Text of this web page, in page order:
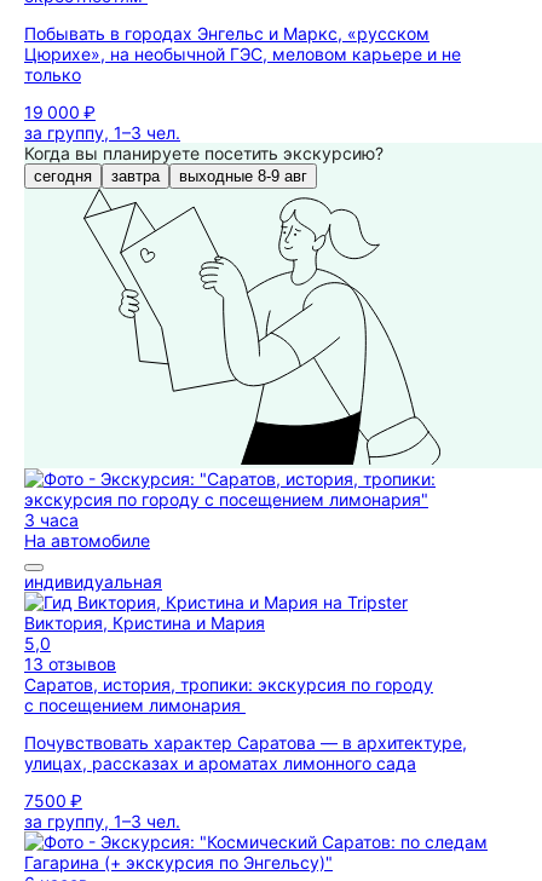
Побывать в городах Энгельс и Маркс, «русском
Цюрихе», на необычной ГЭС, меловом карьере и не
только
19 000 ₽
за группу, 1–3 чел.
Когда вы планируете посетить экскурсию?
сегодня завтра выходные 8-9 авг
3 часа
На автомобиле
индивидуальная
Виктория, Кристина и Мария
5,0
13 отзывов
Саратов, история, тропики: экскурсия по городу
с посещением лимонария
Почувствовать характер Саратова — в архитектуре,
улицах, рассказах и ароматах лимонного сада
7500 ₽
за группу, 1–3 чел.